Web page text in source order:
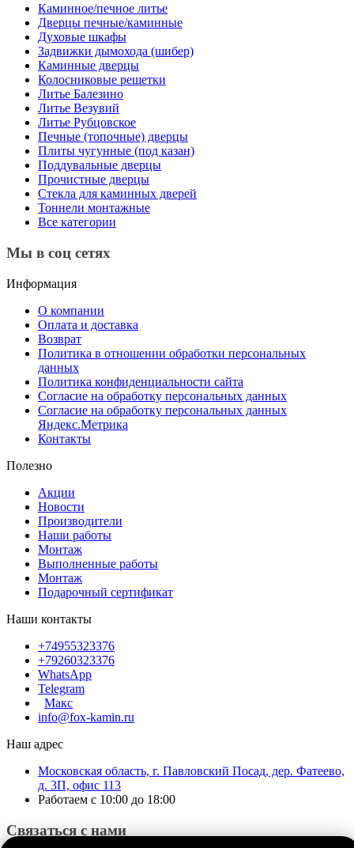
Каминное/печное литье
Дверцы печные/каминные
Духовые шкафы
Задвижки дымохода (шибер)
Каминные дверцы
Колосниковые решетки
Литье Балезино
Литье Везувий
Литье Рубцовское
Печные (топочные) дверцы
Плиты чугунные (под казан)
Поддувальные дверцы
Прочистные дверцы
Стекла для каминных дверей
Тоннели монтажные
Все категории
Мы в соц сетях
Информация
О компании
Оплата и доставка
Возврат
Политика в отношении обработки персональных
данных
Политика конфиденциальности сайта
Согласие на обработку персональных данных
Согласие на обработку персональных данных
Яндекс.Метрика
Контакты
Полезно
Акции
Новости
Производители
Наши работы
Монтаж
Выполненные работы
Монтаж
Подарочный сертификат
Наши контакты
+74955323376
+79260323376
WhatsApp
Telegram
Макс
info@fox-kamin.ru
Наш адрес
Московская область, г. Павловский Посад, дер. Фатеево,
д. 3П, офис 113
Работаем с 10:00 до 18:00
Связаться с нами